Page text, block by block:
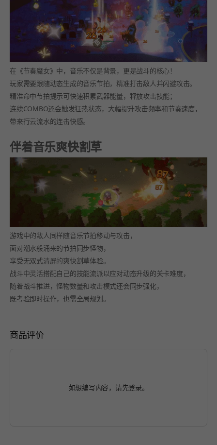
在《节奏魔女》中，音乐不仅是背景，更是战斗的核心！
玩家需要跟随动态生成的音乐节拍，精准打击敌人并闪避攻击。
精准命中节拍提示可快速积累武器能量，释放攻击技能；
连续COMBO还会触发狂热状态，大幅提升攻击频率和节奏速度，
带来行云流水的连击快感。
伴着音乐爽快割草
游戏中的敌人同样随音乐节拍移动与攻击，
面对潮水般涌来的节拍同步怪物，
享受无双式清屏的爽快割草体验。
战斗中灵活搭配自己的技能流派以应对动态升级的关卡难度，
随着战斗推进，怪物数量和攻击模式还会同步强化，
既考验即时操作，也需全局规划。
商品评价
如想编写内容，请先登录。